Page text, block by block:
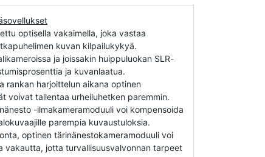
optisella vakaimella, joka vastaa
kuvan kilpailukykyä.
ja joissakin huippuluokan SLR-
ja kuvanlaatua.
rankan harjoittelun aikana optinen
voivat tallentaa urheiluhetken paremmin.
-ilmakameramoduuli voi kompensoida
parempia kuvaustuloksia.
optinen tärinänestokameramoduuli voi
vakautta, jotta turvallisuusvalvonnan tarpeet